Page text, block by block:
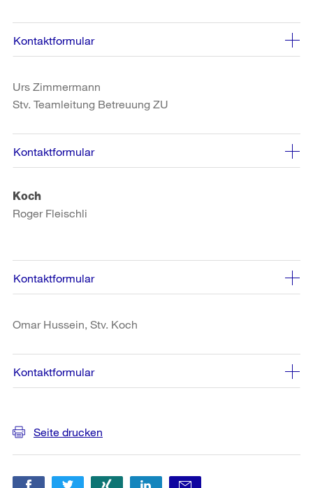
Kontaktformular
Urs Zimmermann
Stv. Teamleitung Betreuung ZU
Kontaktformular
Koch
Roger Fleischli
Kontaktformular
Omar Hussein, Stv. Koch
Kontaktformular
Informationen
Seite drucken